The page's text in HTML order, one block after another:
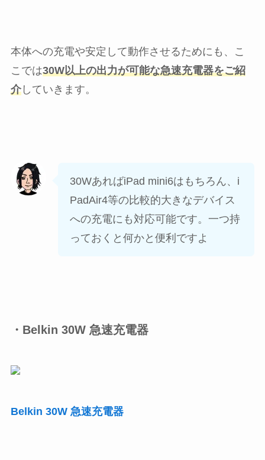
本体への充電や安定して動作させるためにも、こ
こでは30W以上の出力が可能な急速充電器をご紹
介していきます。
30WあればiPad mini6はもちろん、i
PadAir4等の比較的大きなデバイス
への充電にも対応可能です。一つ持
っておくと何かと便利ですよ
・Belkin 30W 急速充電器
Belkin 30W 急速充電器